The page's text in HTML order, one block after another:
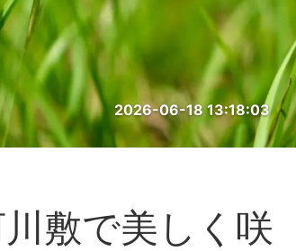
2026-06-18 13:18:03
敷で美しく咲